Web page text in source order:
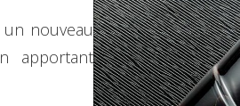
nouveau
apportant